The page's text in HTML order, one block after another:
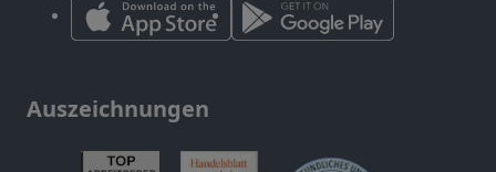
Auszeichnungen